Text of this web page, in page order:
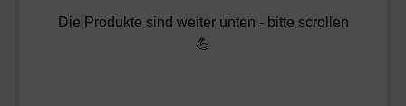
Die Produkte sind weiter unten - bitte scrollen
💪